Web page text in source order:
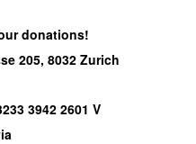
donations!
205, 8032 Zurich
3942 2601 V